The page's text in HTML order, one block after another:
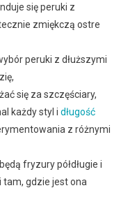
się peruki z
zmiękczą ostre
peruki z dłuższymi
się za szczęściary,
każdy styl i długość
z różnymi
fryzury półdługie i
gdzie jest ona